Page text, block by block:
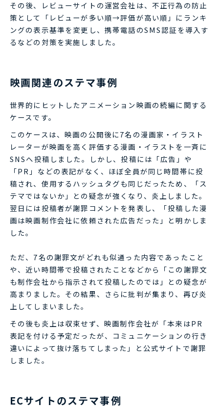
その後、レビューサイトの運営会社は、不正行為の防止
策として「レビューが多い順→評価が高い順」にランキ
ングの表示基準を変更し、携帯電話のSMS認証を導入す
るなどの対策を実施しました。
映画関連のステマ事例
世界的にヒットしたアニメーション映画の続編に関する
ケースです。
このケースは、映画の公開後に7名の漫画家・イラスト
レーターが映画を高く評価する漫画・イラストを一斉に
SNSへ投稿しました。しかし、投稿には「広告」や
「PR」などの表記がなく、ほぼ全員が同じ時間帯に投
稿され、使用するハッシュタグも同じだったため、「ス
テマではないか」との疑念が強くなり、炎上しました。
翌日には投稿者が謝罪コメントを発表し、「投稿した漫
画は映画制作会社に依頼された広告だった」と明かしま
した。
ただ、7名の謝罪文がどれも似通った内容であったこと
や、近い時間帯で投稿されたことなどから「この謝罪文
も制作会社から指示されて投稿したのでは」との疑念が
高まりました。その結果、さらに批判が集まり、再び炎
上してしまいました。
その後も炎上は収束せず、映画制作会社が「本来はPR
表記を付ける予定だったが、コミュニケーションの行き
違いによって抜け落ちてしまった」と公式サイトで謝罪
しました。
ECサイトのステマ事例